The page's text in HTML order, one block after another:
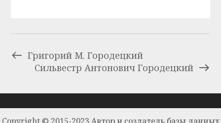
Григорий М. Городецкий
Сильвестр Антонович Городецкий